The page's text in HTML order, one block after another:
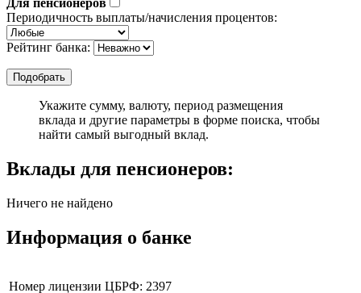
Периодичность выплаты/начисления процентов:
Рейтинг банка:
Укажите сумму, валюту, период размещения
вклада и другие параметры в форме поиска, чтобы
найти самый выгодный вклад.
Вклады для пенсионеров:
Ничего не найдено
Информация о банке
Номер лицензии ЦБРФ: 2397